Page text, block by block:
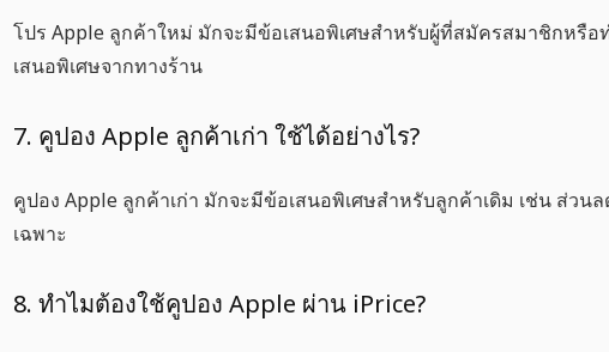
โปร Apple ลูกค้าใหม่ มักจะมีข้อเสนอพิเศษสำหรับผู้ที่สมัครสมาชิกหรื
เสนอพิเศษจากทางร้าน
7. คูปอง Apple ลูกค้าเก่า ใช้ได้อย่างไร?
คูปอง Apple ลูกค้าเก่า มักจะมีข้อเสนอพิเศษสำหรับลูกค้าเดิม เช่น ส่ว
เฉพาะ
8. ทำไมต้องใช้คูปอง Apple ผ่าน iPrice?